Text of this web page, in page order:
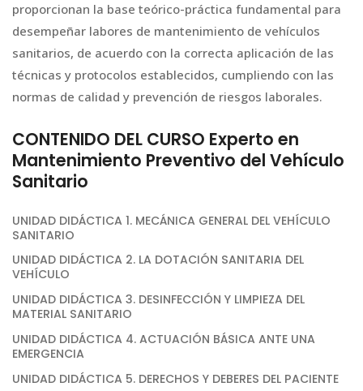
proporcionan la base teórico-práctica fundamental para
desempeñar labores de mantenimiento de vehículos
sanitarios, de acuerdo con la correcta aplicación de las
técnicas y protocolos establecidos, cumpliendo con las
normas de calidad y prevención de riesgos laborales.
CONTENIDO DEL CURSO Experto en
Mantenimiento Preventivo del Vehículo
Sanitario
UNIDAD DIDÁCTICA 1. MECÁNICA GENERAL DEL VEHÍCULO
SANITARIO
UNIDAD DIDÁCTICA 2. LA DOTACIÓN SANITARIA DEL
VEHÍCULO
UNIDAD DIDÁCTICA 3. DESINFECCIÓN Y LIMPIEZA DEL
MATERIAL SANITARIO
UNIDAD DIDÁCTICA 4. ACTUACIÓN BÁSICA ANTE UNA
EMERGENCIA
UNIDAD DIDÁCTICA 5. DERECHOS Y DEBERES DEL PACIENTE